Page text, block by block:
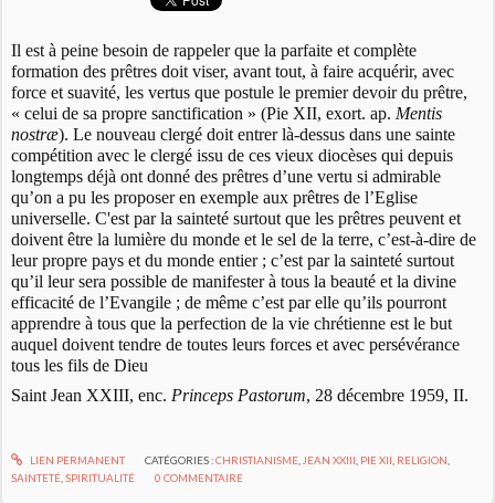
Il est à peine besoin de rappeler que la parfaite et complète
formation des prêtres doit viser, avant tout, à faire acquérir, avec
force et suavité, les vertus que postule le premier devoir du prêtre,
« celui de sa propre sanctification » (Pie XII, exort. ap. Mentis
nostræ). Le nouveau clergé doit entrer là-dessus dans une sainte
compétition avec le clergé issu de ces vieux diocèses qui depuis
longtemps déjà ont donné des prêtres d’une vertu si admirable
qu’on a pu les proposer en exemple aux prêtres de l’Eglise
universelle. C'est par la sainteté surtout que les prêtres peuvent et
doivent être la lumière du monde et le sel de la terre, c’est-à-dire de
leur propre pays et du monde entier ; c’est par la sainteté surtout
qu’il leur sera possible de manifester à tous la beauté et la divine
efficacité de l’Evangile ; de même c’est par elle qu’ils pourront
apprendre à tous que la perfection de la vie chrétienne est le but
auquel doivent tendre de toutes leurs forces et avec persévérance
tous les fils de Dieu
Saint Jean XXIII, enc. Princeps Pastorum, 28 décembre 1959, II.
LIEN PERMANENT CATÉGORIES :CHRISTIANISME, JEAN XXIII PIE XII RELIGION
SAINTETÉ ,SPIRITUALITÉ 0 COMMENTAIRE